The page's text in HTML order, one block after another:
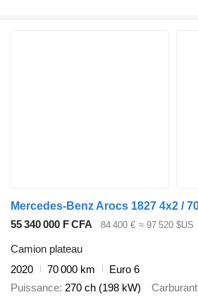
55 340 000 F CFA 84 400 € ≈ 97 520 $US
Camion plateau
2020
70 000 km
Euro 6
Puissance 270 ch (198 kW) Carburant